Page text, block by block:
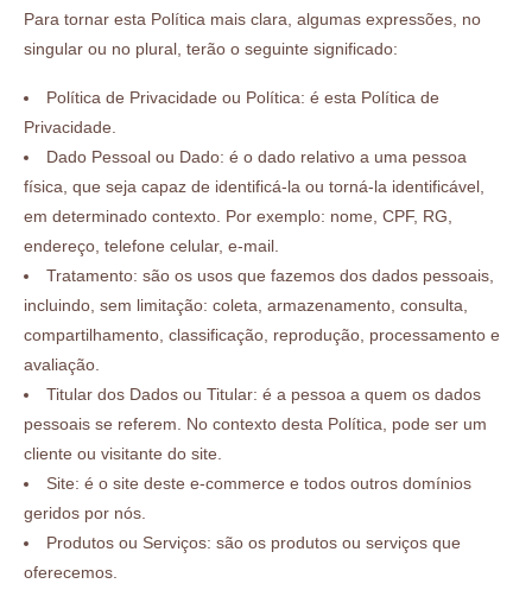
Para tornar esta Política mais clara, algumas expressões, no
singular ou no plural, terão o seguinte significado:
Política de Privacidade ou Política: é esta Política de
Privacidade.
Dado Pessoal ou Dado: é o dado relativo a uma pessoa
física, que seja capaz de identificá-la ou torná-la identificável,
em determinado contexto. Por exemplo: nome, CPF, RG,
endereço, telefone celular, e-mail.
Tratamento: são os usos que fazemos dos dados pessoais,
incluindo, sem limitação: coleta, armazenamento, consulta,
compartilhamento, classificação, reprodução, processamento e
avaliação.
Titular dos Dados ou Titular: é a pessoa a quem os dados
pessoais se referem. No contexto desta Política, pode ser um
cliente ou visitante do site.
Site: é o site deste e-commerce e todos outros domínios
geridos por nós.
Produtos ou Serviços: são os produtos ou serviços que
oferecemos.